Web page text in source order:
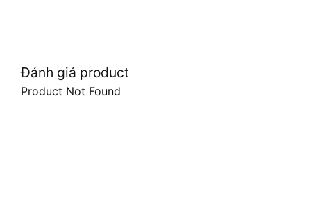
Đánh giá product
Product Not Found